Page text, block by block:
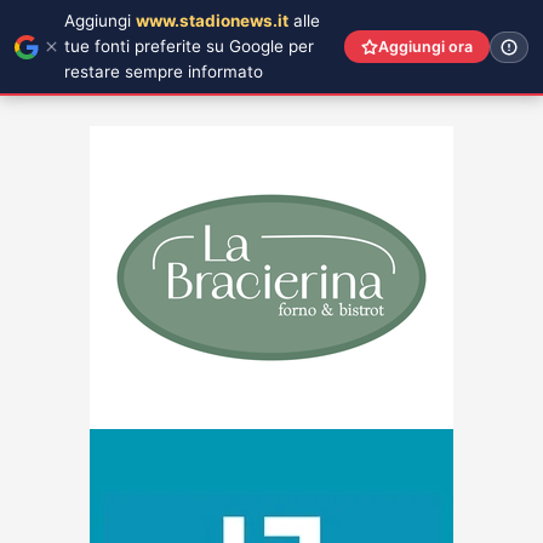
Aggiungi www.stadionews.it alle
tue fonti preferite su Google per
restare sempre informato
Aggiungi ora